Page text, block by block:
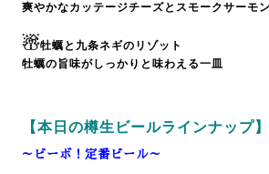
爽やかなカッテージチーズとスモークサーモ
☃牡蠣と九条ネギのリゾット
牡蠣の旨味がしっかりと味わえる一皿
【本日の樽生ビールラインナップ】
～ビーボ！定番ビール～